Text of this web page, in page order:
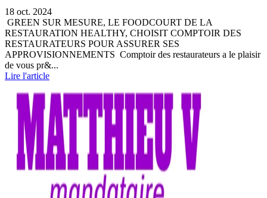
18 oct. 2024
GREEN SUR MESURE, LE FOODCOURT DE LA
RESTAURATION HEALTHY, CHOISIT COMPTOIR DES
RESTAURATEURS POUR ASSURER SES
APPROVISIONNEMENTS Comptoir des restaurateurs a le plaisir
de vous pr&...
Lire l'article